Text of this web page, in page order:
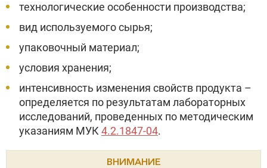
технологические особенности производства;
вид используемого сырья;
упаковочный материал;
условия хранения;
интенсивность изменения свойств продукта –
определяется по результатам лабораторных
исследований, проведенных по методическим
указаниям МУК 4.2.1847-04.
ВНИМАНИЕ